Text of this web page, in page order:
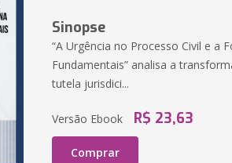
Sinopse
“A Urgência no Processo Civil e a
Fundamentais” analisa a
tutela jurisdici...
Versão Ebook R$ 23,63
Comprar